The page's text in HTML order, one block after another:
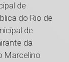
de
do Rio de
de
da
Marcelino